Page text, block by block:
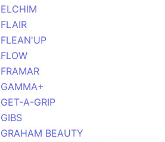
ELCHIM
FLAIR
FLEAN'UP
FLOW
FRAMAR
GAMMA+
GET-A-GRIP
GIBS
GRAHAM BEAUTY